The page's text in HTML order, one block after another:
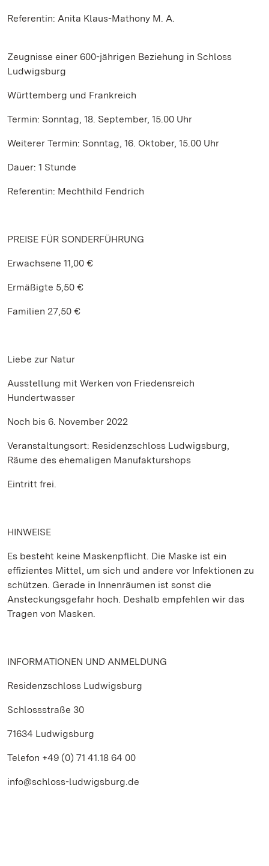
Referentin: Anita Klaus-Mathony M. A.
Zeugnisse einer 600-jährigen Beziehung in Schloss
Ludwigsburg
Württemberg und Frankreich
Termin: Sonntag, 18. September, 15.00 Uhr
Weiterer Termin: Sonntag, 16. Oktober, 15.00 Uhr
Dauer: 1 Stunde
Referentin: Mechthild Fendrich
PREISE FÜR SONDERFÜHRUNG
Erwachsene 11,00 €
Ermäßigte 5,50 €
Familien 27,50 €
Liebe zur Natur
Ausstellung mit Werken von Friedensreich
Hundertwasser
Noch bis 6. November 2022
Veranstaltungsort: Residenzschloss Ludwigsburg,
Räume des ehemaligen Manufakturshops
Eintritt frei.
HINWEISE
Es besteht keine Maskenpflicht. Die Maske ist ein
effizientes Mittel, um sich und andere vor Infektionen zu
schützen. Gerade in Innenräumen ist sonst die
Ansteckungsgefahr hoch. Deshalb empfehlen wir das
Tragen von Masken.
INFORMATIONEN UND ANMELDUNG
Residenzschloss Ludwigsburg
Schlossstraße 30
71634 Ludwigsburg
Telefon +49 (0) 71 41.18 64 00
info@schloss-ludwigsburg.de